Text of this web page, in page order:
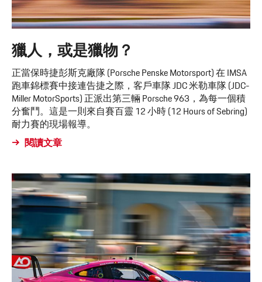
獵人，或是獵物？
正當保時捷彭斯克廠隊 (Porsche Penske Motorsport) 在 IMSA
跑車錦標賽中接連告捷之際，客戶車隊 JDC 米勒車隊 (JDC-
Miller MotorSports) 正派出第三輛 Porsche 963，為每一個積
分奮鬥。這是一則來自賽百靈 12 小時 (12 Hours of Sebring)
耐力賽的現場報導。
閱讀文章